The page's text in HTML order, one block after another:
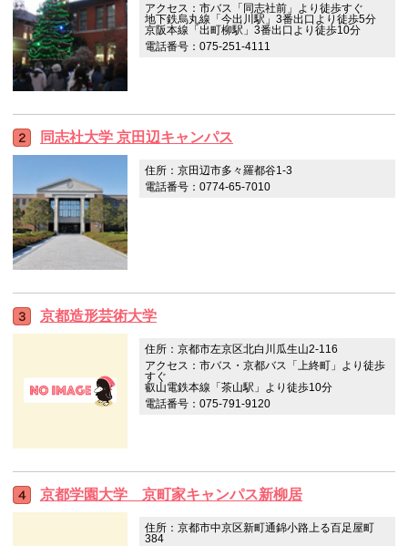
アクセス：市バス「同志社前」より徒歩すぐ
地下鉄烏丸線「今出川駅」3番出口より徒歩5分
京阪本線「出町柳駅」3番出口より徒歩10分
電話番号：075-251-4111
同志社大学 京田辺キャンパス
住所：京田辺市多々羅都谷1-3
電話番号：0774-65-7010
京都造形芸術大学
住所：京都市左京区北白川瓜生山2-116
アクセス：市バス・京都バス「上終町」より徒歩
すぐ
叡山電鉄本線「茶山駅」より徒歩10分
電話番号：075-791-9120
京都学園大学 京町家キャンパス新柳居
住所：京都市中京区新町通錦小路上る百足屋町
384